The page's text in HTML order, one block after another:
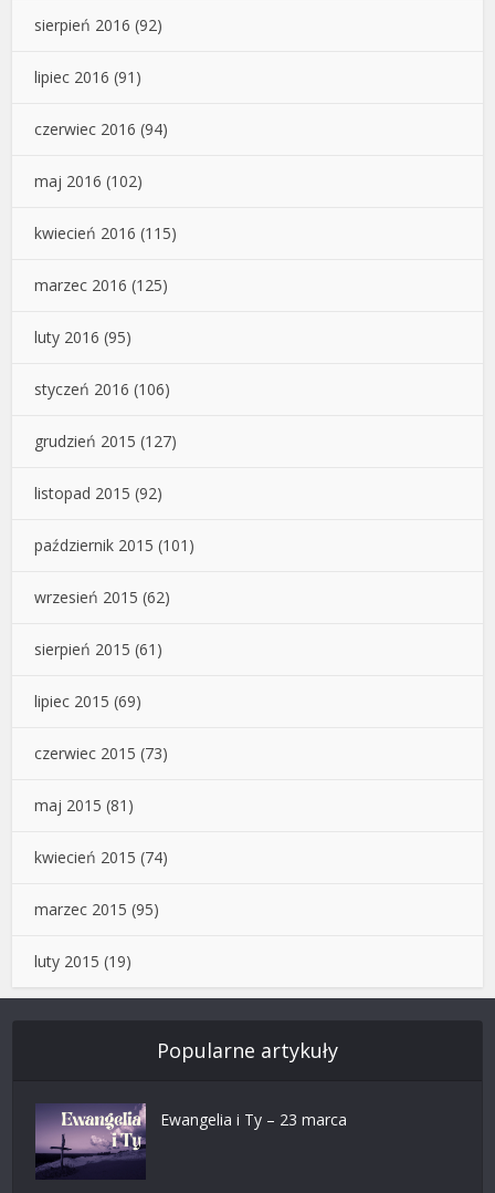
sierpień 2016 (92)
lipiec 2016 (91)
czerwiec 2016 (94)
maj 2016 (102)
kwiecień 2016 (115)
marzec 2016 (125)
luty 2016 (95)
styczeń 2016 (106)
grudzień 2015 (127)
listopad 2015 (92)
październik 2015 (101)
wrzesień 2015 (62)
sierpień 2015 (61)
lipiec 2015 (69)
czerwiec 2015 (73)
maj 2015 (81)
kwiecień 2015 (74)
marzec 2015 (95)
luty 2015 (19)
Popularne artykuły
Ewangelia i Ty – 23 marca